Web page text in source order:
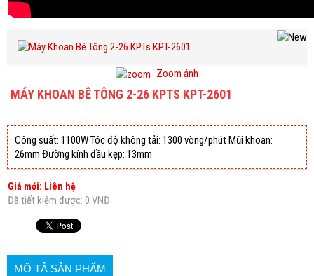
Zoom ảnh
MÁY KHOAN BÊ TÔNG 2-26 KPTS KPT-2601
Công suất: 1100W Tóc độ không tải: 1300 vòng/phút Mũi khoan:
26mm Đường kính đầu kẹp: 13mm
Giá mới: Liên hệ
Đã tiết kiệm được: 0 VNĐ
MÔ TẢ SẢN PHẨM